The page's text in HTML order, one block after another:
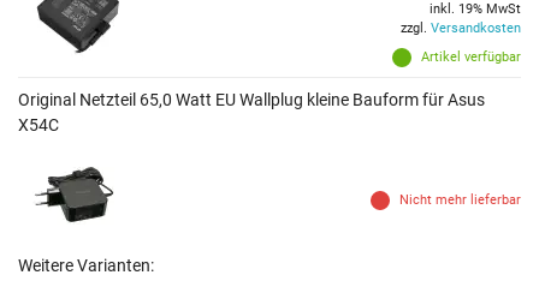
Artikel verfügbar
inkl. 19% MwSt
zzgl. Versandkosten
Original Netzteil 65,0 Watt EU Wallplug kleine Bauform für Asus
X54C
Nicht mehr lieferbar
Weitere Varianten: